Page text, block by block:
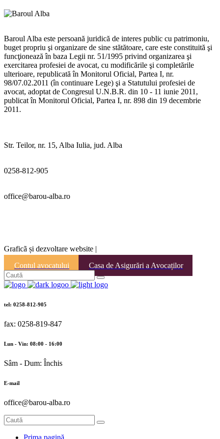
Baroul Alba este persoană juridică de interes public cu patrimoniu,
buget propriu şi organizare de sine stătătoare, care este constituită şi
funcţionează în baza Legii nr. 51/1995 privind organizarea şi
exercitarea profesiei de avocat, cu modificările şi completările
ulterioare, republicată în Monitorul Oficial, Partea I, nr.
98/07.02.2011 (în continuare Lege) şi a Statutului profesiei de
avocat, adoptat de Congresul U.N.B.R. din 10 - 11 iunie 2011,
publicat în Monitorul Oficial, Partea I, nr. 898 din 19 decembrie
2011.
Str. Teilor, nr. 15, Alba Iulia, jud. Alba
0258-812-905
office@barou-alba.ro
Graficã și dezvoltare website |
Contul avocatului
Casa de Asigurări a Avocaților
tel: 0258-812-905
fax: 0258-819-847
Lun - Vin: 08:00 - 16:00
Sâm - Dum: Închis
E-mail
office@barou-alba.ro
Prima pagină